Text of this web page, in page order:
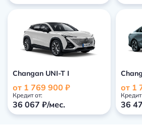
Changan UNI-T I
от 1 769 900 ₽
Кредит от:
36 067 ₽/мес.
от 1
Кредит
36